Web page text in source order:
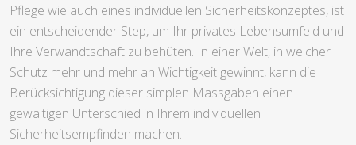
Pflege wie auch eines individuellen Sicherheitskonzeptes, ist
ein entscheidender Step, um Ihr privates Lebensumfeld und
Ihre Verwandtschaft zu behüten. In einer Welt, in welcher
Schutz mehr und mehr an Wichtigkeit gewinnt, kann die
Berücksichtigung dieser simplen Massgaben einen
gewaltigen Unterschied in Ihrem individuellen
Sicherheitsempfinden machen.